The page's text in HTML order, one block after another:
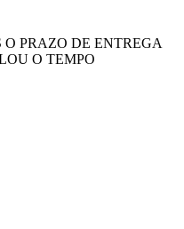
PRAZO DE ENTREGA
O TEMPO